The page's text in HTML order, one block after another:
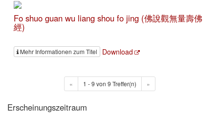
Fo shuo guan wu liang shou fo jing (佛說觀無量壽佛
經)
Mehr Informationen zum Titel Download
« 1 - 9 von 9 Treffer(n) »
Erscheinungszeitraum